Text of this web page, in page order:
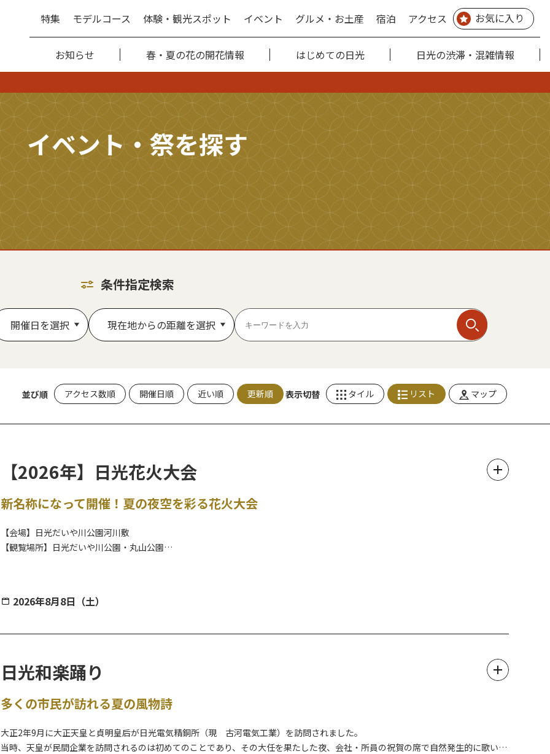
特集 モデルコース 体験・観光スポット イベント グルメ・お土産 宿泊 アクセス お気に入り
お知らせ 春・夏の花の開花情報 はじめての日光 日光の渋滞・混雑情報
イベント・祭を探す
条件指定検索
開催日を選択 現在地からの距離を選択
並び順 アクセス数順 開催日順 近い順 更新順 表示切替 タイル リスト マップ
【2026年】日光花火大会
新名称になって開催！夏の夜空を彩る花火大会
【会場】日光だいや川公園河川敷
【観覧場所】日光だいや川公園・丸山公園
日光の夏の風物詩、8月に開催される花火大会は、観覧場所は涼やかな河川敷なのでロケーションも最高です。レジャーシートやイ
露店の出店もあり！夏の風物詩をぜひお楽しみ下さい。
【車でお越しの皆様へ】
大谷橋付近河川敷駐車場・日光市七里地内河川敷駐車場・今市小学校・今市第二小学校を一般駐車場としてご利用下さい。
※日光だいや川公園並びに丸山公園近辺に
2026年8月8日（土）
日光和楽踊り
多くの市民が訪れる夏の風物詩
大正2年9月に大正天皇と貞明皇后が日光電気精銅所（現 古河電気工業）を訪問されました。
当時、天皇が民間企業を訪問されるのは初めてのことであり、その大任を果たした夜、会社・所員の祝賀の席で自然発生的に歌い踊